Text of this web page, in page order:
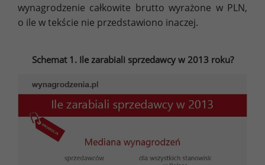
wynagrodzenie całkowite brutto wyrażone w PLN,
o ile w tekście nie przedstawiono inaczej.
Schemat 1. Ile zarabiali sprzedawcy w 2013 roku?